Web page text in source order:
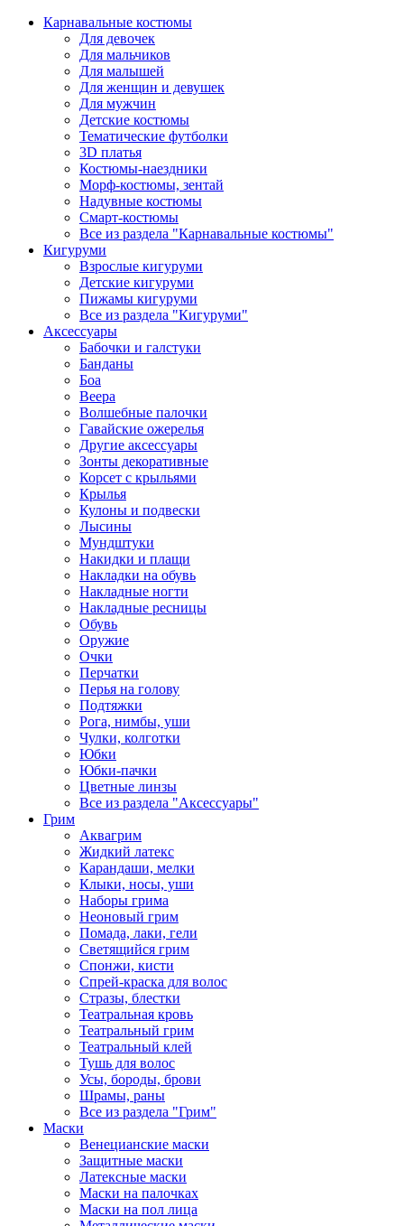
Карнавальные костюмы
Для девочек
Для мальчиков
Для малышей
Для женщин и девушек
Для мужчин
Детские костюмы
Тематические футболки
3D платья
Костюмы-наездники
Морф-костюмы, зентай
Надувные костюмы
Смарт-костюмы
Все из раздела "Карнавальные костюмы"
Кигуруми
Взрослые кигуруми
Детские кигуруми
Пижамы кигуруми
Все из раздела "Кигуруми"
Аксессуары
Бабочки и галстуки
Банданы
Боа
Веера
Волшебные палочки
Гавайские ожерелья
Другие аксессуары
Зонты декоративные
Корсет с крыльями
Крылья
Кулоны и подвески
Лысины
Мундштуки
Накидки и плащи
Накладки на обувь
Накладные ногти
Накладные ресницы
Обувь
Оружие
Очки
Перчатки
Перья на голову
Подтяжки
Рога, нимбы, уши
Чулки, колготки
Юбки
Юбки-пачки
Цветные линзы
Все из раздела "Аксессуары"
Грим
Аквагрим
Жидкий латекс
Карандаши, мелки
Клыки, носы, уши
Наборы грима
Неоновый грим
Помада, лаки, гели
Светящийся грим
Спонжи, кисти
Спрей-краска для волос
Стразы, блестки
Театральная кровь
Театральный грим
Театральный клей
Тушь для волос
Усы, бороды, брови
Шрамы, раны
Все из раздела "Грим"
Маски
Венецианские маски
Защитные маски
Латексные маски
Маски на палочках
Маски на пол лица